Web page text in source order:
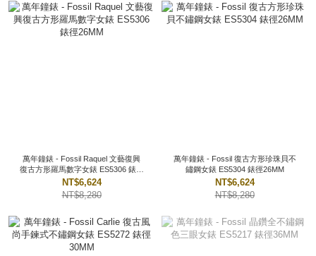
萬年鐘錶 - Fossil Raquel 文藝復興
復古方形羅馬數字女錶 ES5306 錶徑
26MM
NT$6,624
NT$8,280
萬年鐘錶 - Fossil 復古方形珍珠貝不
鏽鋼女錶 ES5304 錶徑26MM
NT$6,624
NT$8,280